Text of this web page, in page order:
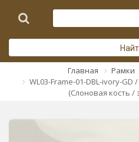
Розетки USB
Розетки ТВ
Главная Рамки
WL03-Frame-01-DBL-ivory-
(Слоновая кость /